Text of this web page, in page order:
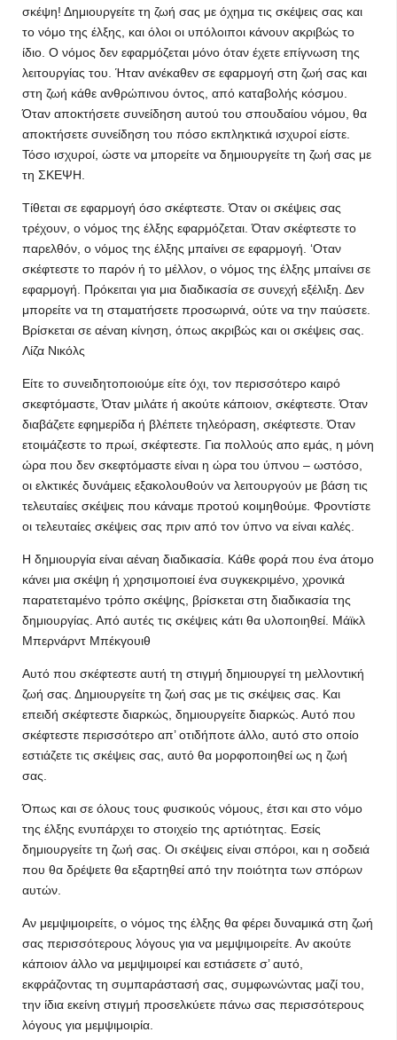
σκέψη! Δημιουργείτε τη ζωή σας με όχημα τις σκέψεις σας και
το νόμο της έλξης, και όλοι οι υπόλοιποι κάνουν ακριβώς το
ίδιο. Ο νόμος δεν εφαρμόζεται μόνο όταν έχετε επίγνωση της
λειτουργίας του. Ήταν ανέκαθεν σε εφαρμογή στη ζωή σας και
στη ζωή κάθε ανθρώπινου όντος, από καταβολής κόσμου.
Όταν αποκτήσετε συνείδηση αυτού του σπουδαίου νόμου, θα
αποκτήσετε συνείδηση του πόσο εκπληκτικά ισχυροί είστε.
Τόσο ισχυροί, ώστε να μπορείτε να δημιουργείτε τη ζωή σας με
τη ΣΚΕΨΗ.
Τίθεται σε εφαρμογή όσο σκέφτεστε. Όταν οι σκέψεις σας
τρέχουν, ο νόμος της έλξης εφαρμόζεται. Όταν σκέφτεστε το
παρελθόν, ο νόμος της έλξης μπαίνει σε εφαρμογή. ‘Οταν
σκέφτεστε το παρόν ή το μέλλον, ο νόμος της έλξης μπαίνει σε
εφαρμογή. Πρόκειται για μια διαδικασία σε συνεχή εξέλιξη. Δεν
μπορείτε να τη σταματήσετε προσωρινά, ούτε να την παύσετε.
Βρίσκεται σε αέναη κίνηση, όπως ακριβώς και οι σκέψεις σας.
Λίζα Νικόλς
Είτε το συνειδητοποιούμε είτε όχι, τον περισσότερο καιρό
σκεφτόμαστε, Όταν μιλάτε ή ακούτε κάποιον, σκέφτεστε. Όταν
διαβάζετε εφημερίδα ή βλέπετε τηλεόραση, σκέφτεστε. Όταν
ετοιμάζεστε το πρωί, σκέφτεστε. Για πολλούς απο εμάς, η μόνη
ώρα που δεν σκεφτόμαστε είναι η ώρα του ύπνου – ωστόσο,
οι ελκτικές δυνάμεις εξακολουθούν να λειτουργούν με βάση τις
τελευταίες σκέψεις που κάναμε προτού κοιμηθούμε. Φροντίστε
οι τελευταίες σκέψεις σας πριν από τον ύπνο να είναι καλές.
Η δημιουργία είναι αέναη διαδικασία. Κάθε φορά που ένα άτομο
κάνει μια σκέψη ή χρησιμοποιεί ένα συγκεκριμένο, χρονικά
παρατεταμένο τρόπο σκέψης, βρίσκεται στη διαδικασία της
δημιουργίας. Από αυτές τις σκέψεις κάτι θα υλοποιηθεί. Μάϊκλ
Μπερνάρντ Μπέκγουιθ
Αυτό που σκέφτεστε αυτή τη στιγμή δημιουργεί τη μελλοντική
ζωή σας. Δημιουργείτε τη ζωή σας με τις σκέψεις σας. Και
επειδή σκέφτεστε διαρκώς, δημιουργείτε διαρκώς. Αυτό που
σκέφτεστε περισσότερο απ’ οτιδήποτε άλλο, αυτό στο οποίο
εστιάζετε τις σκέψεις σας, αυτό θα μορφοποιηθεί ως η ζωή
σας.
Όπως και σε όλους τους φυσικούς νόμους, έτσι και στο νόμο
της έλξης ενυπάρχει το στοιχείο της αρτιότητας. Εσείς
δημιουργείτε τη ζωή σας. Οι σκέψεις είναι σπόροι, και η σοδειά
που θα δρέψετε θα εξαρτηθεί από την ποιότητα των σπόρων
αυτών.
Αν μεμψιμοιρείτε, ο νόμος της έλξης θα φέρει δυναμικά στη ζωή
σας περισσότερους λόγους για να μεμψιμοιρείτε. Αν ακούτε
κάποιον άλλο να μεμψιμοιρεί και εστιάσετε σ’ αυτό,
εκφράζοντας τη συμπαράστασή σας, συμφωνώντας μαζί του,
την ίδια εκείνη στιγμή προσελκύετε πάνω σας περισσότερους
λόγους για μεμψιμοιρία.